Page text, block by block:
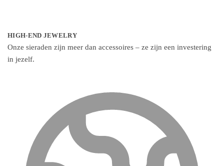
HIGH-END JEWELRY
Onze sieraden zijn meer dan accessoires – ze zijn een investering
in jezelf.